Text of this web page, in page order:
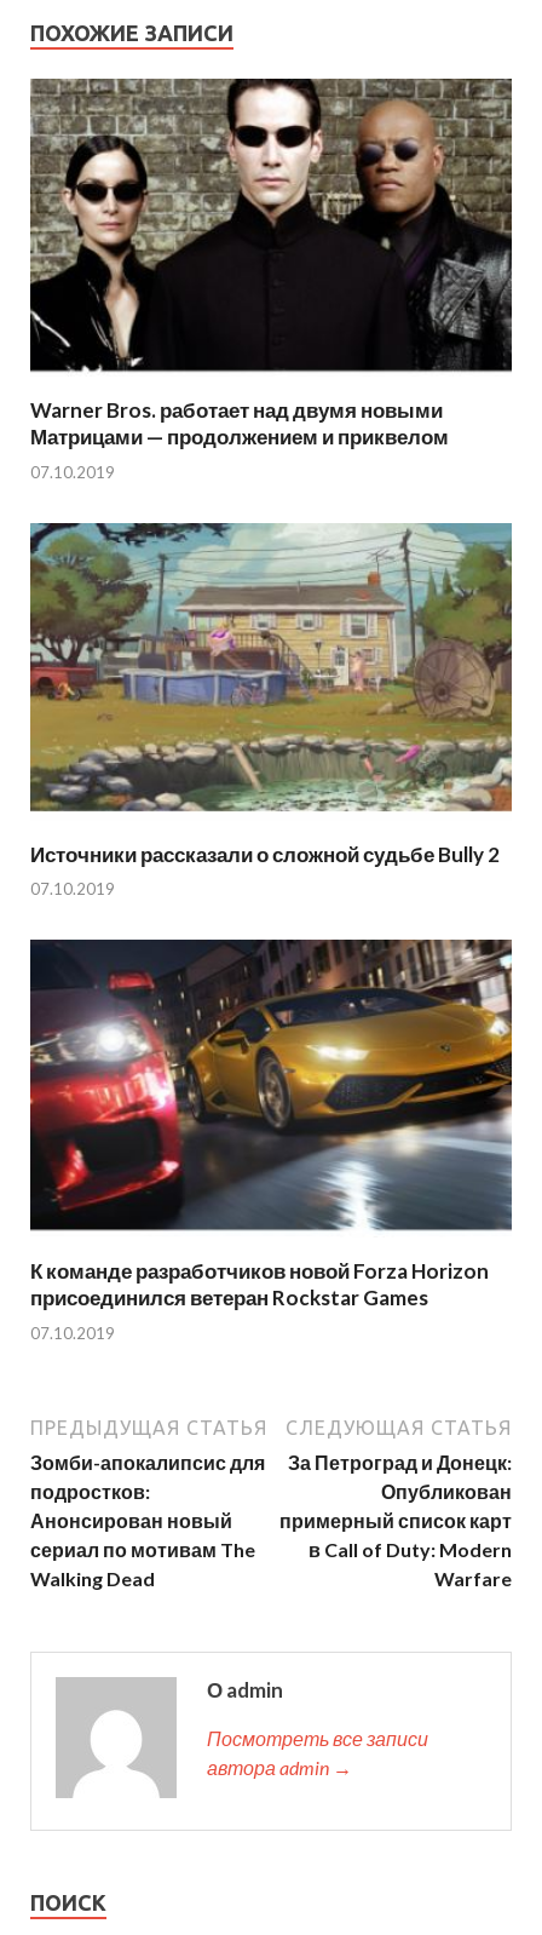
ПОХОЖИЕ ЗАПИСИ
Warner Bros. работает над двумя новыми
Матрицами — продолжением и приквелом
07.10.2019
Источники рассказали о сложной судьбе Bully 2
07.10.2019
К команде разработчиков новой Forza Horizon
присоединился ветеран Rockstar Games
07.10.2019
ПРЕДЫДУЩАЯ СТАТЬЯ
Зомби-апокалипсис для
подростков:
Анонсирован новый
сериал по мотивам The
Walking Dead
СЛЕДУЮЩАЯ СТАТЬЯ
За Петроград и Донецк:
Опубликован
примерный список карт
в Call of Duty: Modern
Warfare
О admin
Посмотреть все записи
автора admin →
ПОИСК